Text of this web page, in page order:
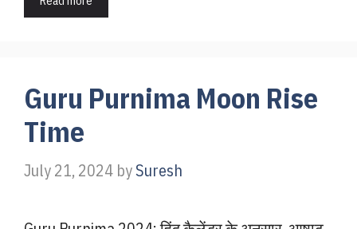
Guru Purnima Moon Rise
Time
July 21, 2024 bySuresh